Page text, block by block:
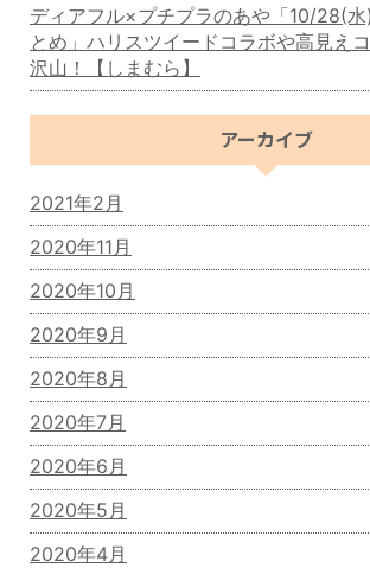
ディアフル×プチプラのあや「10/28(水
とめ」ハリスツイードコラボや高見え
沢山！【しまむら】
アーカイブ
2021年2月
2020年11月
2020年10月
2020年9月
2020年8月
2020年7月
2020年6月
2020年5月
2020年4月